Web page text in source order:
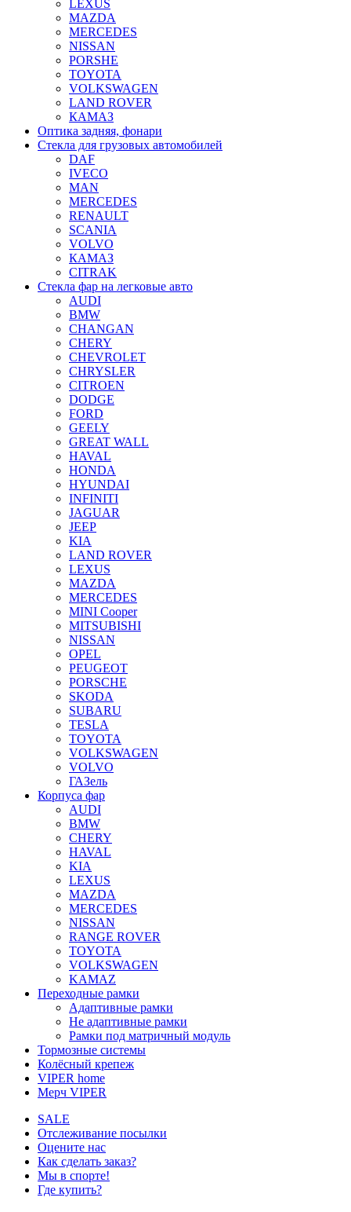
LEXUS
MAZDA
MERCEDES
NISSAN
PORSHE
TOYOTA
VOLKSWAGEN
LAND ROVER
КАМАЗ
Оптика задняя, фонари
Стекла для грузовых автомобилей
DAF
IVECO
MAN
MERCEDES
RENAULT
SCANIA
VOLVO
КАМАЗ
CITRAK
Стекла фар на легковые авто
AUDI
BMW
CHANGAN
CHERY
CHEVROLET
CHRYSLER
CITROEN
DODGE
FORD
GEELY
GREAT WALL
HAVAL
HONDA
HYUNDAI
INFINITI
JAGUAR
JEEP
KIA
LAND ROVER
LEXUS
MAZDA
MERCEDES
MINI Cooper
MITSUBISHI
NISSAN
OPEL
PEUGEOT
PORSCHE
SKODA
SUBARU
TESLA
TOYOTA
VOLKSWAGEN
VOLVO
ГАЗель
Корпуса фар
AUDI
BMW
CHERY
HAVAL
KIA
LEXUS
MAZDA
MERCEDES
NISSAN
RANGE ROVER
TOYOTA
VOLKSWAGEN
KAMAZ
Переходные рамки
Адаптивные рамки
Не адаптивные рамки
Рамки под матричный модуль
Тормозные системы
Колёсный крепеж
VIPER home
Мерч VIPER
SALE
Отслеживание посылки
Оцените нас
Как сделать заказ?
Мы в спорте!
Где купить?